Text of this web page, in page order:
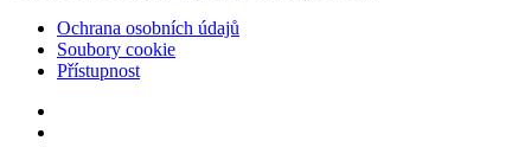
Ochrana osobních údajů
Soubory cookie
Přístupnost